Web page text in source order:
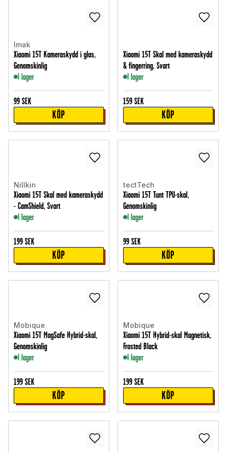
Imak
Xiaomi 15T Kameraskydd i glas,
Genomskinlig
I lager
99 SEK
KÖP
Xiaomi 15T Skal med kameraskydd
& fingerring, Svart
I lager
159 SEK
KÖP
Nillkin
Xiaomi 15T Skal med kameraskydd
- CamShield, Svart
I lager
199 SEK
KÖP
tectTech
Xiaomi 15T Tunt TPU-skal,
Genomskinlig
I lager
99 SEK
KÖP
Mobique
Xiaomi 15T MagSafe Hybrid-skal,
Genomskinlig
I lager
199 SEK
KÖP
Mobique
Xiaomi 15T Hybrid-skal Magnetisk,
Frosted Black
I lager
199 SEK
KÖP